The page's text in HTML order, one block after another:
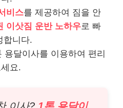
비스를 제공하여 짐을 안
이삿짐 운반 노하우로 빠
합니다.
용달이사를 이용하여 편리
요.